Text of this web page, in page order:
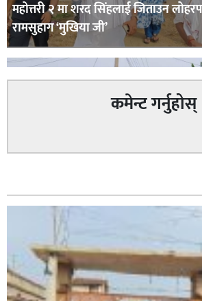
महोत्तरी २ मा शरद सिंहलाई जिताउन
रामसुहाग ‘मुखिया जी’
कमेन्ट गर्नुहोस्